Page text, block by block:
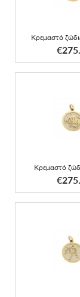
Κρεμαστό
Κρεμαστό
Κρεμαστό
Κρεμαστό